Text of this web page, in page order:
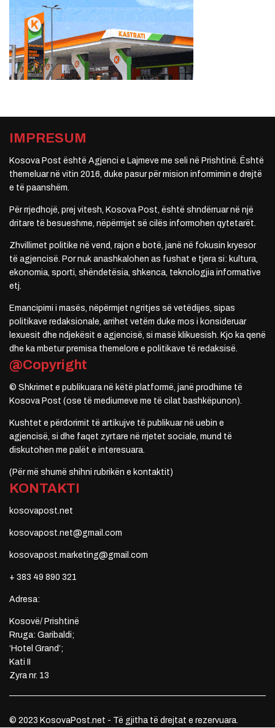
IMPRESUM
Kosova Post është Agjenci e Lajmeve me seli në Prishtinë. Është
themeluar në vitin 2016, duke pasur për mision informimin e drejtë
e të paanshëm.
Për rrjedhojë, prej vitesh, Kosova Post, është shndërruar në një
dritare të besueshme, nëpërmjet së cilës informohen qytetarët.
Zhvillimet politike në vend, rajon e botë, janë në fokusin kryesor
të agjencisë. Por nuk anashkalohen as fushat e tjera si: kultura,
ekonomia, sporti, shëndetësia, shkenca, teknologjia informative
etj.
Emancipimi i masës, nëpërmjet ngritjes së vetëdijes, sipas
politikave redaksionale, arrihet vetëm duke mos i konsideruar
lexuesit dhe ndjekësit e agjencisë, si masë klikuesish. Kjo ka qenë
dhe ka mbetur premisa themelore e politikave të redaksisë.
@Copyright
© Shkrimet e publikuara në këtë platformë, janë prodhime të
Kosova Post (ose të mediumeve me të cilat bashkëpunon).
Kushtet e përdorimit të artikujve të publikuar në uebin e
agjencisë, si dhe faqet zyrtare në rrjetet sociale, mund të
diskutohen me palët e interesuara.
(Për më shumë shihni rubrikën e kontaktit)
KONTAKTI
kosovapost.net
kosovapost.net@gmail.com
kosovapost.marketing@gmail.com
+ 383 49 890 321
Adresa:
Kosovë/ Prishtinë
Rruga: Garibaldi;
‘Hotel Grand’;
Kati II
Zyra nr. 13
© 2023 KosovaPost.net - Të gjitha të drejtat e rezervuara.